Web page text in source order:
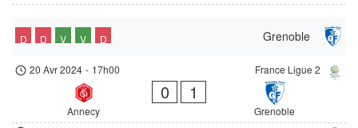
Grenoble
D D V V D
France Ligue 2
20 Avr 2024 - 17h00
Annecy
0 1
Grenoble